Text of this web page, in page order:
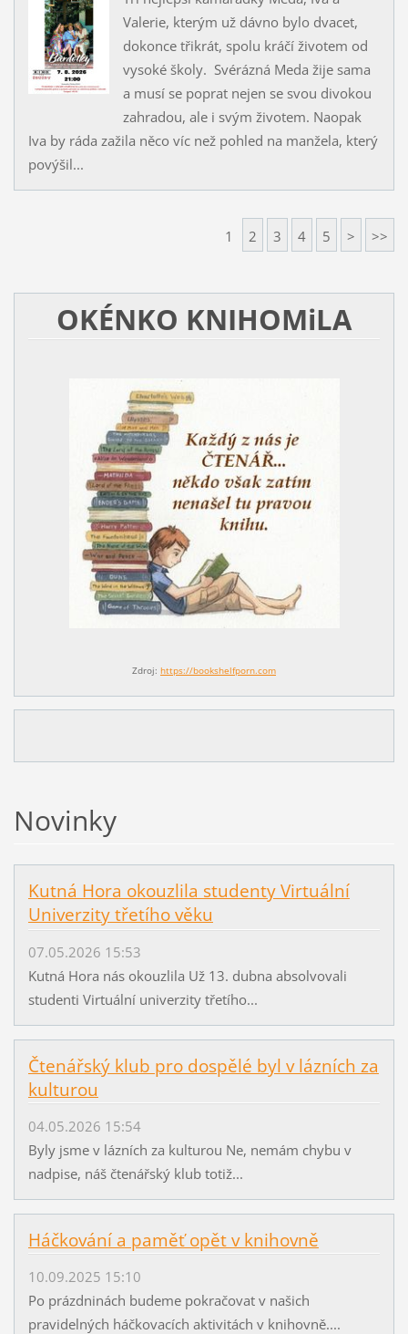
Valerie, kterým už dávno bylo dvacet,
dokonce třikrát, spolu kráčí životem od
vysoké školy. Svérázná Meda žije sama
a musí se poprat nejen se svou divokou
zahradou, ale i svým životem. Naopak
Iva by ráda zažila něco víc než pohled na manžela, který
povýšil...
1 2 3 4 5 > >>
OKÉNKO KNIHOMiLA
Zdroj: https://bookshelfporn.com
Novinky
Kutná Hora okouzlila studenty Virtuální
Univerzity třetího věku
07.05.2026 15:53
Kutná Hora nás okouzlila Už 13. dubna absolvovali
studenti Virtuální univerzity třetího...
Čtenářský klub pro dospělé byl v lázních za
kulturou
04.05.2026 15:54
Byly jsme v lázních za kulturou Ne, nemám chybu v
nadpise, náš čtenářský klub totiž...
Háčkování a paměť opět v knihovně
10.09.2025 15:10
Po prázdninách budeme pokračovat v našich
pravidelných háčkovacích aktivitách v knihovně....